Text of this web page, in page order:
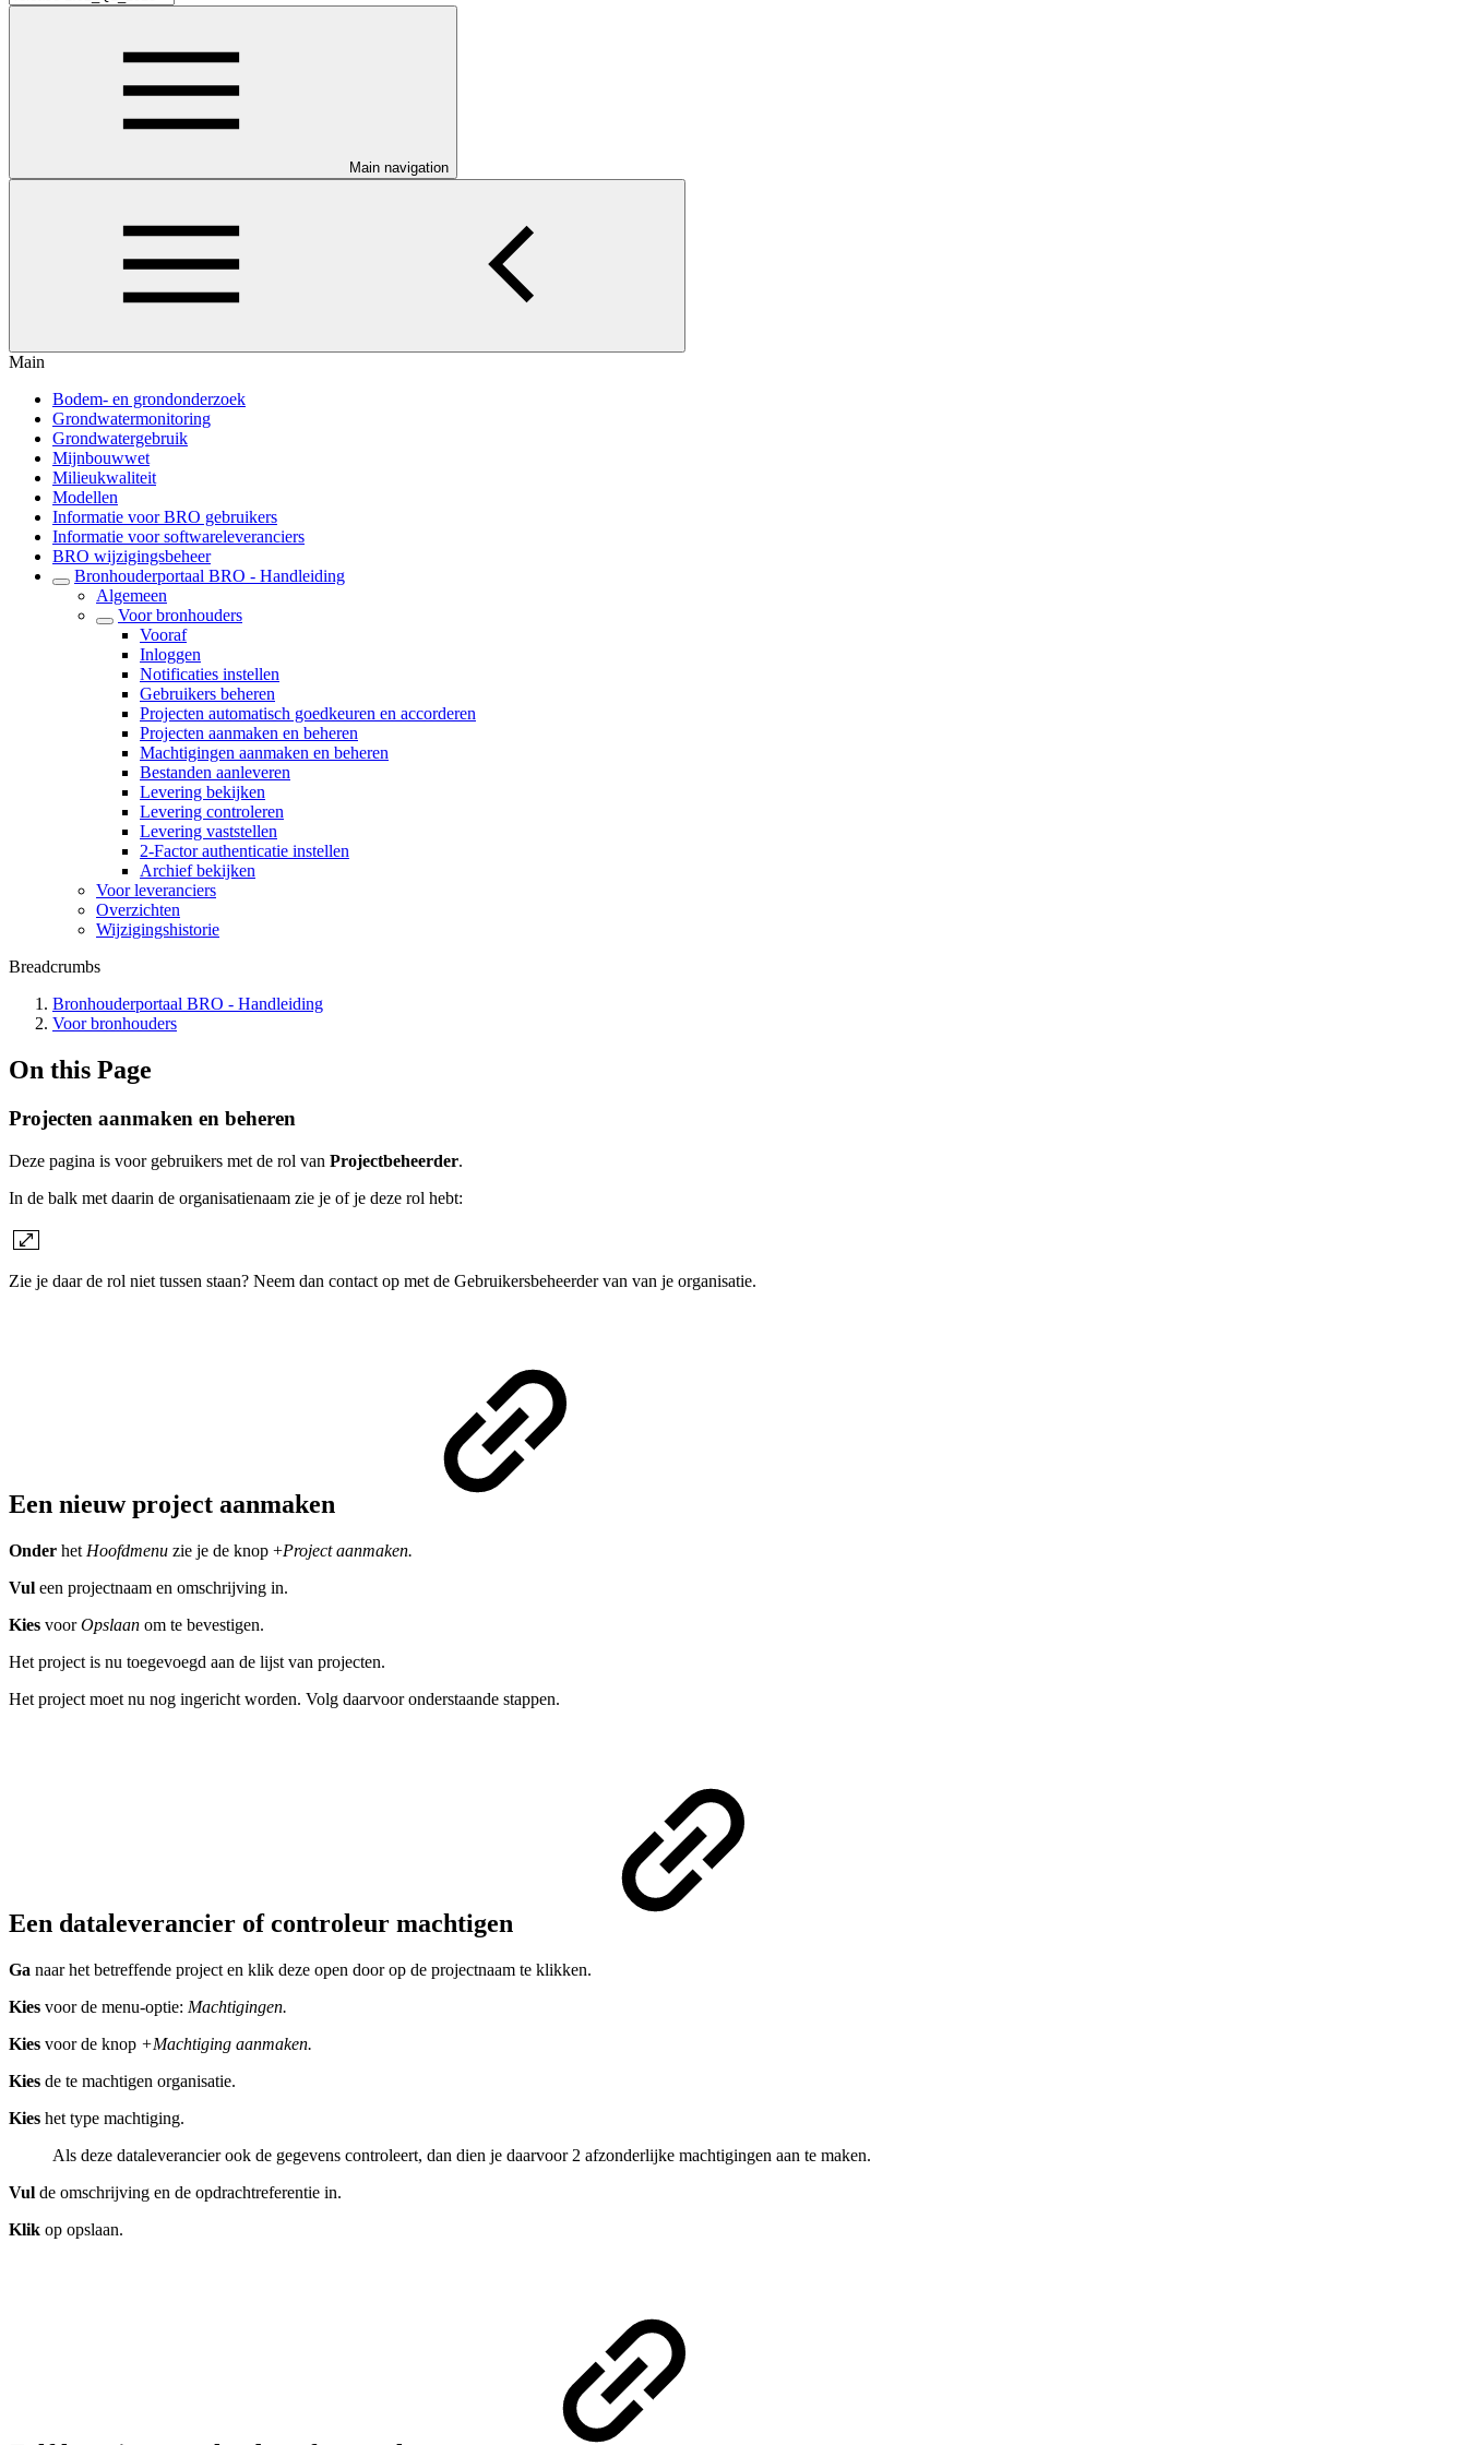
Main navigation
Main
Bodem- en grondonderzoek
Grondwatermonitoring
Grondwatergebruik
Mijnbouwwet
Milieukwaliteit
Modellen
Informatie voor BRO gebruikers
Informatie voor softwareleveranciers
BRO wijzigingsbeheer
Bronhouderportaal BRO - Handleiding
Algemeen
Voor bronhouders
Vooraf
Inloggen
Notificaties instellen
Gebruikers beheren
Projecten automatisch goedkeuren en accorderen
Projecten aanmaken en beheren
Machtigingen aanmaken en beheren
Bestanden aanleveren
Levering bekijken
Levering controleren
Levering vaststellen
2-Factor authenticatie instellen
Archief bekijken
Voor leveranciers
Overzichten
Wijzigingshistorie
Breadcrumbs
Bronhouderportaal BRO - Handleiding
Voor bronhouders
On this Page
Projecten aanmaken en beheren
Deze pagina is voor gebruikers met de rol van Projectbeheerder.
In de balk met daarin de organisatienaam zie je of je deze rol hebt:
Zie je daar de rol niet tussen staan? Neem dan contact op met de Gebruikersbeheerder van van je organisatie.
Een nieuw project aanmaken
Onder het Hoofdmenu zie je de knop +Project aanmaken.
Vul een projectnaam en omschrijving in.
Kies voorOpslaan om te bevestigen.
Het project is nu toegevoegd aan de lijst van projecten.
Het project moet nu nog ingericht worden. Volg daarvoor onderstaande stappen.
Een dataleverancier of controleur machtigen
Ga naar het betreffende project en klik deze open door op de projectnaam te klikken.
Kies voor de menu-optie: Machtigingen.
Kies voor de knop +Machtiging aanmaken.
Kies de te machtigen organisatie.
Kies het type machtiging.
Als deze dataleverancier ook de gegevens controleert, dan dien je daarvoor 2 afzonderlijke machtigingen aan te maken.
Vul de omschrijving en de opdrachtreferentie in.
Klik op opslaan.